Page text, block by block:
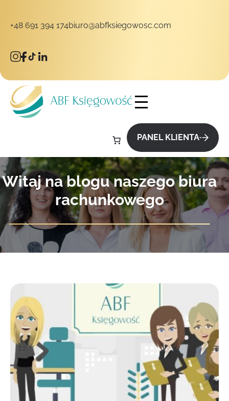
+48 691 394 174biuro@abfksiegowosc.com
PANEL KLIENTA
Witaj na blogu naszego biura
rachunkowego